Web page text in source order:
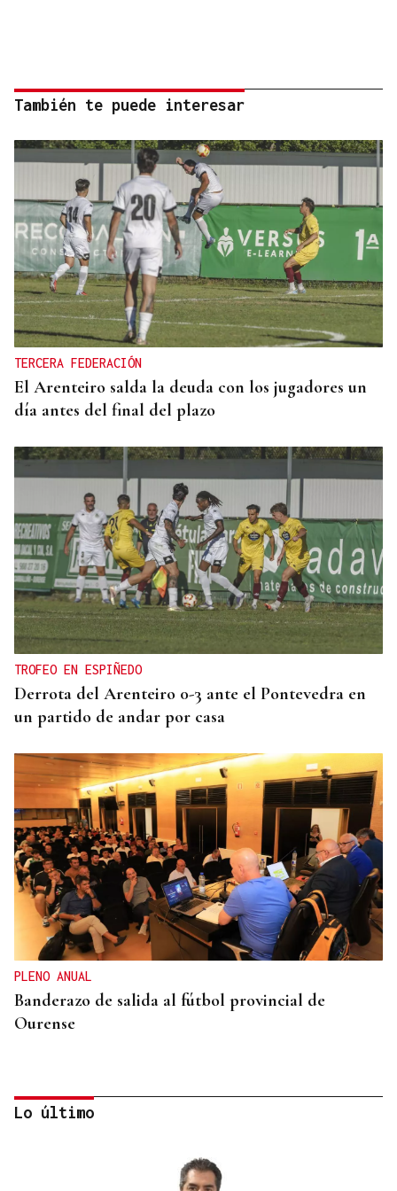
También te puede interesar
TERCERA FEDERACIÓN
El Arenteiro salda la deuda con los jugadores un
día antes del final del plazo
TROFEO EN ESPIÑEDO
Derrota del Arenteiro 0-3 ante el Pontevedra en
un partido de andar por casa
PLENO ANUAL
Banderazo de salida al fútbol provincial de
Ourense
Lo último